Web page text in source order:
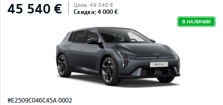
45 540 € Цена: 49 540 €
Скидка: 4 000 €
В НАЛИЧИИ
#E2509C046C45A 0002